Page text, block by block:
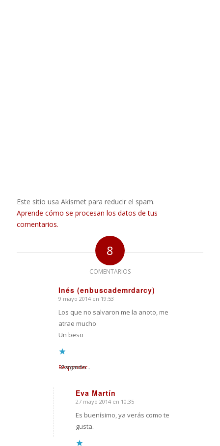
Este sitio usa Akismet para reducir el spam.
Aprende cómo se procesan los datos de tus
comentarios.
8
COMENTARIOS
Inés (enbuscademrdarcy)
Dice:
9 mayo 2014 en 19:53
Los que no salvaron me la anoto, me
atrae mucho
Un beso
Cargando...
Responder
Eva Martín
Dice:
27 mayo 2014 en 10:35
Es buenísimo, ya verás como te
gusta.